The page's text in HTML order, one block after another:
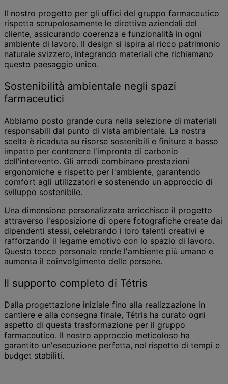
Il nostro progetto per gli uffici del gruppo farmaceutico
rispetta scrupolosamente le direttive aziendali del
cliente, assicurando coerenza e funzionalità in ogni
ambiente di lavoro. Il design si ispira al ricco patrimonio
naturale svizzero, integrando materiali che richiamano
questo paesaggio unico.
Sostenibilità ambientale negli spazi
farmaceutici
Abbiamo posto grande cura nella selezione di materiali
responsabili dal punto di vista ambientale. La nostra
scelta è ricaduta su risorse sostenibili e finiture a basso
impatto per contenere l'impronta di carbonio
dell'intervento. Gli arredi combinano prestazioni
ergonomiche e rispetto per l'ambiente, garantendo
comfort agli utilizzatori e sostenendo un approccio di
sviluppo sostenibile.
Una dimensione personalizzata arricchisce il progetto
attraverso l'esposizione di opere fotografiche create dai
dipendenti stessi, celebrando i loro talenti creativi e
rafforzando il legame emotivo con lo spazio di lavoro.
Questo tocco personale rende l'ambiente più umano e
aumenta il coinvolgimento delle persone.
Il supporto completo di Tétris
Dalla progettazione iniziale fino alla realizzazione in
cantiere e alla consegna finale, Tétris ha curato ogni
aspetto di questa trasformazione per il gruppo
farmaceutico. Il nostro approccio meticoloso ha
garantito un'esecuzione perfetta, nel rispetto di tempi e
budget stabiliti.